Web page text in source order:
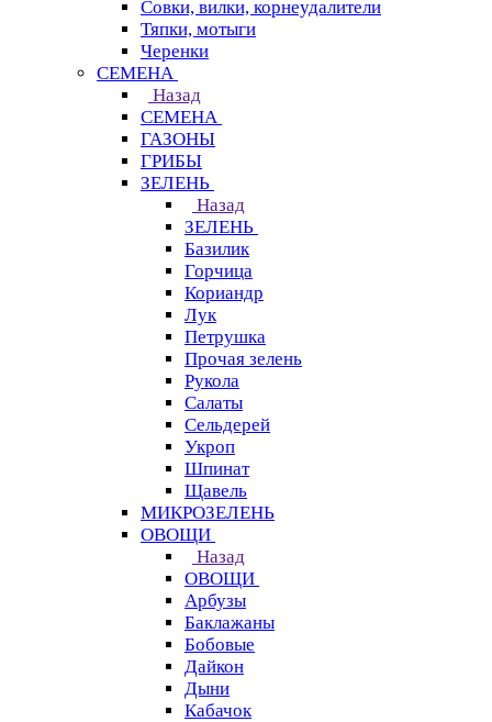
Совки, вилки, корнеудалители
Тяпки, мотыги
Черенки
СЕМЕНА
Назад
СЕМЕНА
ГАЗОНЫ
ГРИБЫ
ЗЕЛЕНЬ
Назад
ЗЕЛЕНЬ
Базилик
Горчица
Кориандр
Лук
Петрушка
Прочая зелень
Рукола
Салаты
Сельдерей
Укроп
Шпинат
Щавель
МИКРОЗЕЛЕНЬ
ОВОЩИ
Назад
ОВОЩИ
Арбузы
Баклажаны
Бобовые
Дайкон
Дыни
Кабачок